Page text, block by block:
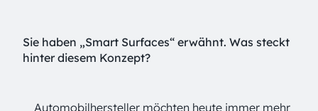
Sie haben „Smart Surfaces“ erwähnt. Was steckt
hinter diesem Konzept?
Automobilhersteller möchten heute immer mehr